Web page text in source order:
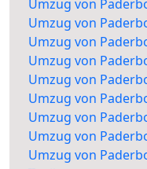
Umzug von
Umzug von
Umzug von
Umzug von
Umzug von
Umzug von
Umzug von
Umzug von
Umzug von